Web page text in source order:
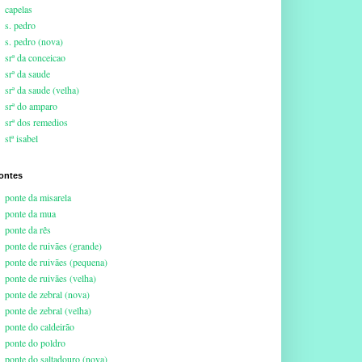
capelas
s. pedro
s. pedro (nova)
srª da conceicao
srª da saude
srª da saude (velha)
srª do amparo
srª dos remedios
stª isabel
ponte da misarela
ponte da mua
ponte da rês
ponte de ruivães (grande)
ponte de ruivães (pequena)
ponte de ruivães (velha)
ponte de zebral (nova)
ponte de zebral (velha)
ponte do caldeirão
ponte do poldro
ponte do saltadouro (nova)